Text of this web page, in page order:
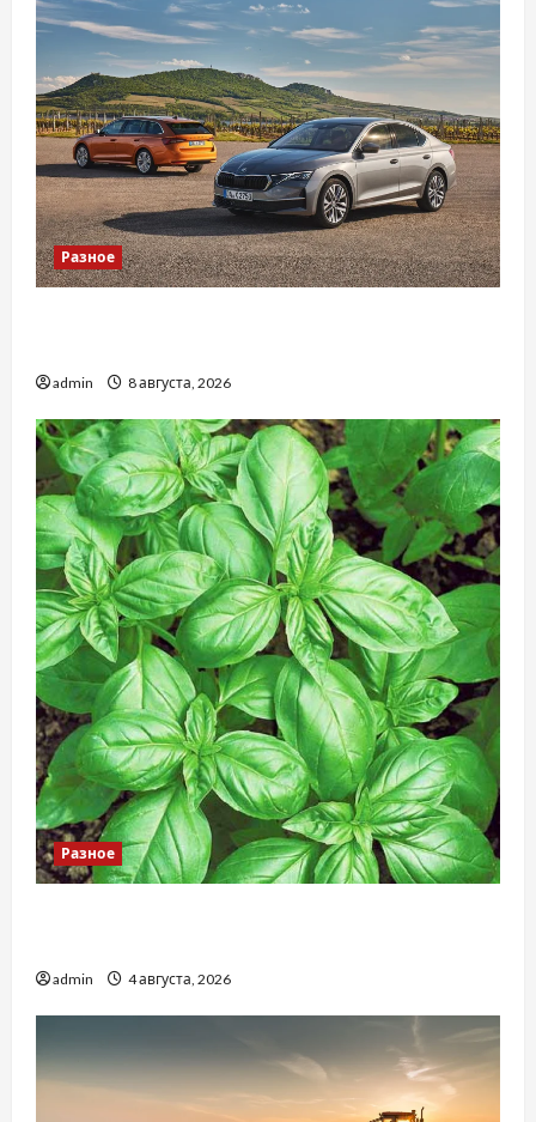
Разное
admin 8 августа, 2026
Разное
admin 4 августа, 2026